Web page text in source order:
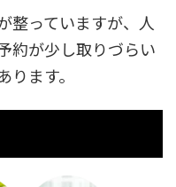
整っていますが、人
約が少し取りづらい
ます。